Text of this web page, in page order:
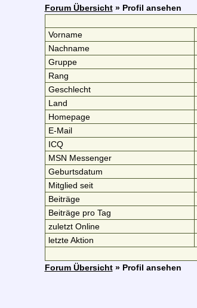
Forum Übersicht» Profil ansehen
Vorname
Nachname
Gruppe
Rang
Geschlecht
Land
Homepage
E-Mail
ICQ
MSN Messenger
Geburtsdatum
Mitglied seit
Beiträge
Beiträge pro Tag
zuletzt Online
letzte Aktion
Forum Übersicht» Profil ansehen